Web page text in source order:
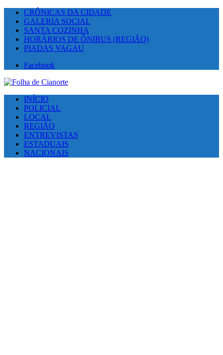
CRÔNICAS DA CIDADE
GALERIA SOCIAL
SANTA COZINHA
HORÁRIOS DE ÔNIBUS (REGIÃO)
PIADAS VAGAU
Facebook
INÍCIO
POLICIAL
LOCAL
REGIÃO
ENTREVISTAS
ESTADUAIS
NACIONAIS